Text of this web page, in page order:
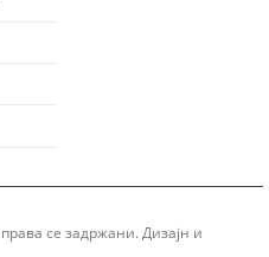
се задржани. Дизајн и